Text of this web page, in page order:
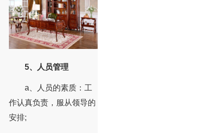
5、人员管理
a、人员的素质：工
作认真负责，服从领导的
安排;